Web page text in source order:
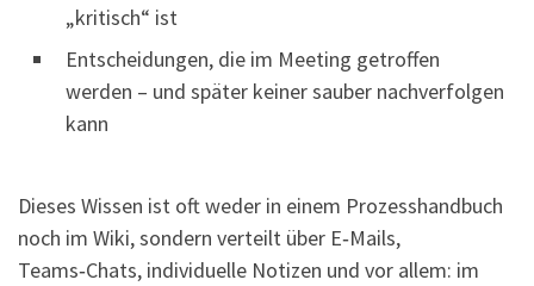
„kritisch“ ist
Entscheidungen, die im Meeting getroffen
werden – und später keiner sauber nachverfolgen
kann
Dieses Wissen ist oft weder in einem Prozesshandbuch
noch im Wiki, sondern verteilt über E‑Mails,
Teams‑Chats, individuelle Notizen und vor allem: im